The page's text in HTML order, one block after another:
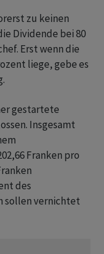
zu keinen
Dividende bei 80
Erst wenn die
liege, gebe es
gestartete
Insgesamt
Franken pro
des
sollen vernichtet